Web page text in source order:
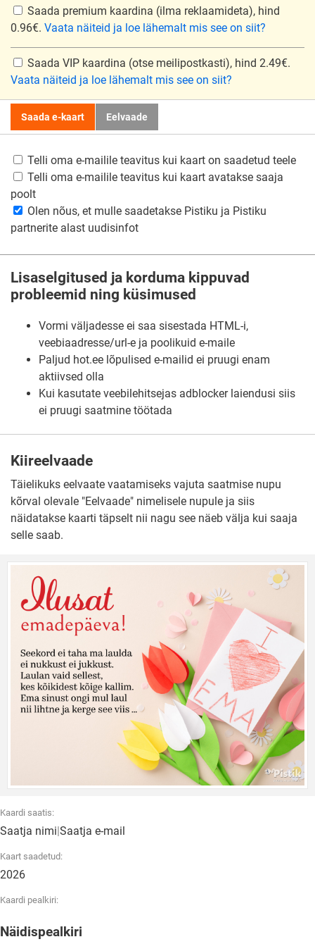
Saada premium kaardina (ilma reklaamideta), hind
0.96€. Vaata näiteid ja loe lähemalt mis see on siit?
Saada VIP kaardina (otse meilipostkasti), hind 2.49€.
Vaata näiteid ja loe lähemalt mis see on siit?
Saada e-kaart Eelvaade
Telli oma e-mailile teavitus kui kaart on saadetud teele
Telli oma e-mailile teavitus kui kaart avatakse saaja
poolt
Olen nõus, et mulle saadetakse Pistiku ja Pistiku
partnerite alast uudisinfot
Lisaselgitused ja korduma kippuvad
probleemid ning küsimused
Vormi väljadesse ei saa sisestada HTML-i,
veebiaadresse/url-e ja poolikuid e-maile
Paljud hot.ee lõpulised e-mailid ei pruugi enam
aktiivsed olla
Kui kasutate veebilehitsejas adblocker laiendusi siis
ei pruugi saatmine töötada
Kiireelvaade
Täielikuks eelvaate vaatamiseks vajuta saatmise nupu
kõrval olevale "Eelvaade" nimelisele nupule ja siis
näidatakse kaarti täpselt nii nagu see näeb välja kui saaja
selle saab.
Kaardi saatis:
Saatja nimi|Saatja e-mail
Kaart saadetud:
2026
Kaardi pealkiri:
Näidispealkiri